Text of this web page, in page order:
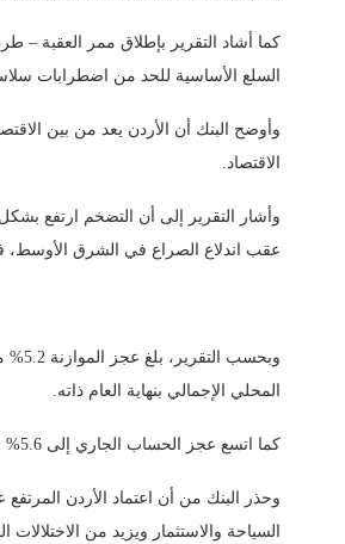
كما أشاد التقرير بإطلاق ممر العقبة
السلع الأساسية للحد من اضطرابات
وأوضح البنك أن الأردن يعد من بين
الاقتصاد.
عقب اندلاع الصراع في الشرق الأوسط،
المحلي الإجمالي بنهاية العام ذاته.
كما اتسع عجز الحساب الجاري إلى 5.6% من الناتج المحلي الإجمالي خلال عام 2025 نتيجة ارتفاع الواردات، في حين تغطي احتياطيات النقد الأجنبي الإجمالية أكثر من سبعة شهور من الواردات، وفق التقرير.
وحذر البنك من أن اعتماد الأردن
السياحة والاستثمار ويزيد من الاختلالات